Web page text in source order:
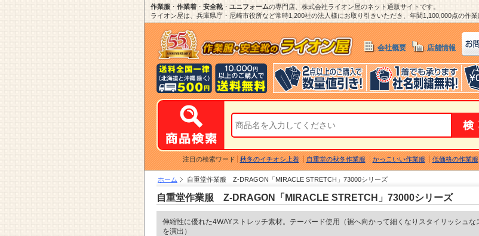
作業服 ・ 作業着 ・ 安全靴・ ユニフォームの専門店、株式会社ライオン屋のネット通販サイトです。
ライオン屋は、兵庫県庁・尼崎市役所など常時1,200社の法人様にお取り引きいただき、年間1,100,000点の作
会社概要 店舗情報
注目の検索ワード 秋冬のイチオシ上着 自重堂の秋冬作業服 かっこいい作業服 低価格の作業服
ホーム 自重堂作業服 Z-DRAGON「MIRACLE STRETCH」73000シリーズ
自重堂作業服 Z-DRAGON「MIRACLE STRETCH」73000シリーズ
伸縮性に優れた4WAYストレッチ素材。テーパード使用（裾へ向かって細くなりスタイリッシュな
を演出）